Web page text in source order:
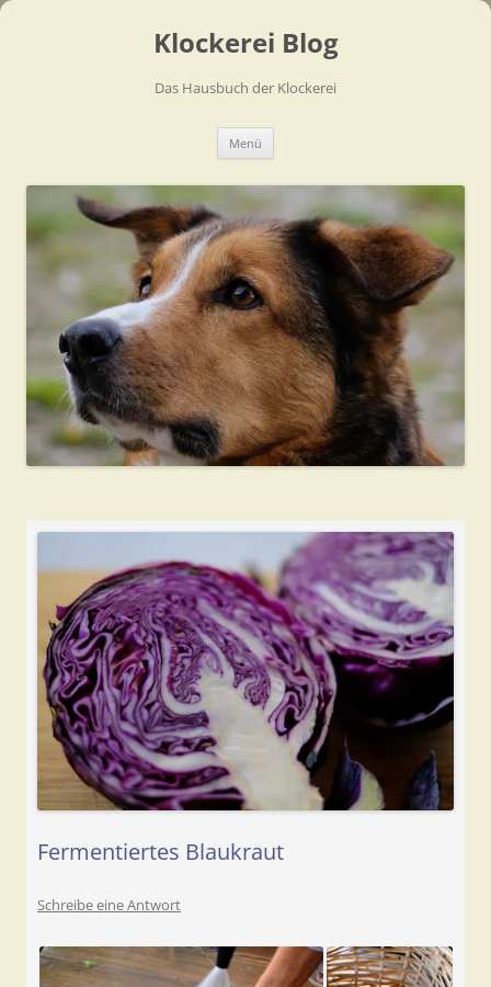
Klockerei Blog
Das Hausbuch der Klockerei
Menü
Fermentiertes Blaukraut
Schreibe eine Antwort